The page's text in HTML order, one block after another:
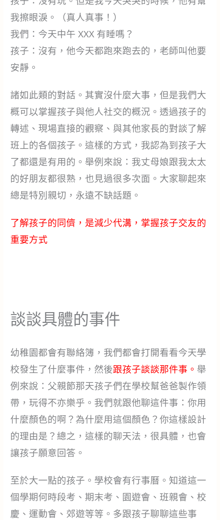
我擦眼淚。（真人真事！）
我們：今天中午 XXX 有睡嗎？
孩子：沒有，他今天都跑來跑去的，老師叫他要
安靜。
諸如此類的對話。其實沒什麼大事，但是我們大
概可以掌握孩子與他人社交的概況。透過孩子的
轉述、現場直接的觀察、與其他家長的對談了解
班上的各個孩子。這樣的方式，我認為到孩子大
了都還是有用的。舉例來說：我丈母娘跟我太太
的好朋友都很熟，也見過很多次面。大家聊起來
總是特別親切，永遠不缺話題。
了解孩子的同儕，是減少代溝，掌握孩子交友的
重要方式
談談具體的事件
幼稚園都會有聯絡簿，我們都會打開看看今天學
校發生了什麼事件，然後跟孩子談談那件事。 舉
例來說：父親節那天孩子們在學校幫爸爸製作領
帶，玩得不亦樂乎。我們就跟他聊這件事：你用
什麼顏色的啊？為什麼用這個顏色？你這樣設計
的理由是？總之，這樣的聊天法，很具體，也會
讓孩子願意回答。
至於大一點的孩子。學校會有行事曆。知道這一
個學期何時段考、期末考、園遊會、班親會、校
慶、運動會、郊遊等等。多跟孩子聊聊這些事